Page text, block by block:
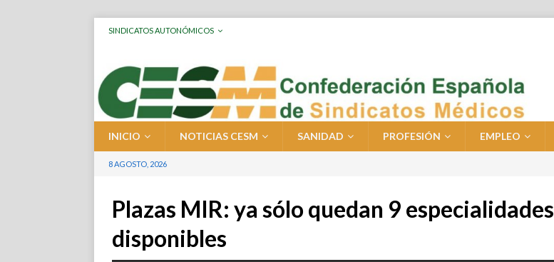
SINDICATOS AUTONÓMICOS
INICIO NOTICIAS CESM SANIDAD PROFESIÓN EMPLEO
8 AGOSTO, 2026
Plazas MIR: ya sólo quedan 9 especialidades
disponibles